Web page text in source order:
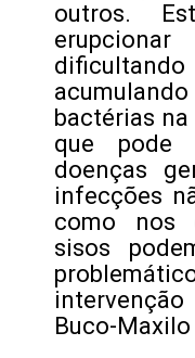
outros.
bactérias
que pode
doenças
infecções
como nos
sisos
Buco-